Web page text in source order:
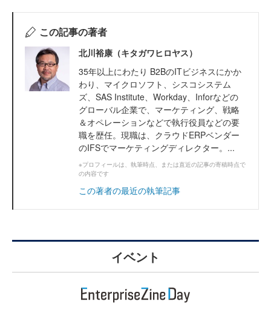
この記事の著者
北川裕康（キタガワヒロヤス）
35年以上にわたり B2BのITビジネスにかか
わり、マイクロソフト、シスコシステム
ズ、SAS Institute、Workday、Inforなどの
グローバル企業で、マーケティング、戦略
＆オペレーションなどで執行役員などの要
職を歴任。現職は、クラウドERPベンダー
のIFSでマーケティングディレクター。...
※プロフィールは、執筆時点、または直近の記事の寄稿時点で
の内容です
この著者の最近の執筆記事
イベント